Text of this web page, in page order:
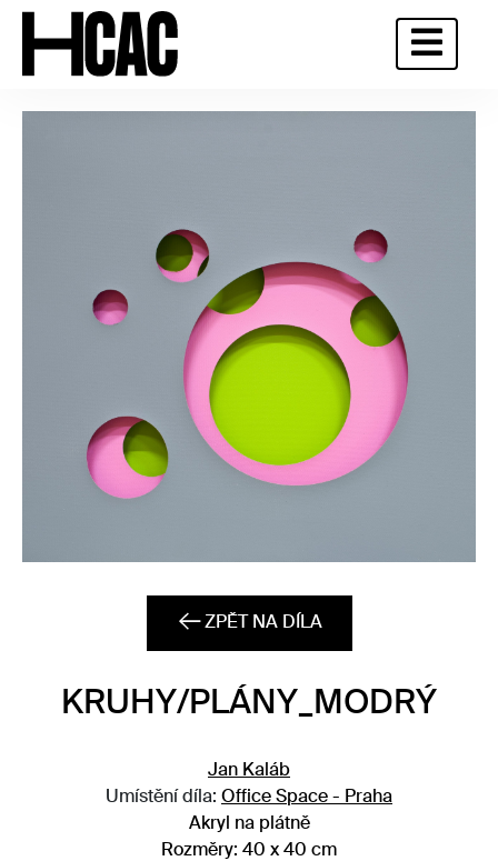
ZPĚT NA DÍLA
KRUHY/PLÁNY_MODRÝ
Jan Kaláb
Umístění díla: Office Space - Praha
Akryl na plátně
Rozměry: 40 x 40 cm